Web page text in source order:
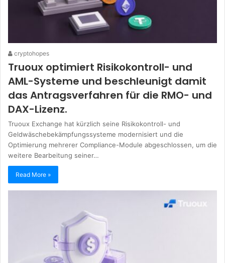
cryptohopes
Truoux optimiert Risikokontroll- und
AML-Systeme und beschleunigt damit
das Antragsverfahren für die RMO- und
DAX-Lizenz.
Truoux Exchange hat kürzlich seine Risikokontroll- und
Geldwäschebekämpfungssysteme modernisiert und die
Optimierung mehrerer Compliance-Module abgeschlossen, um die
weitere Bearbeitung seiner…
Read More »